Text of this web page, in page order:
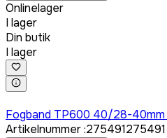
Onlinelager
I lager
Din butik
I lager
Fogband TP600 40/28-40mm
Artikelnummer:275491275491